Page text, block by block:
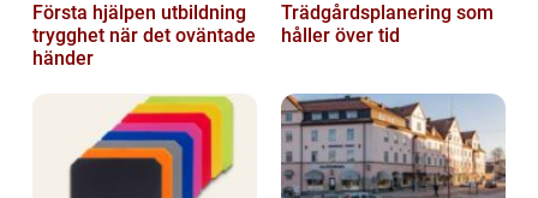
Första hjälpen utbildning
trygghet när det oväntade
händer
Trädgårdsplanering som
håller över tid